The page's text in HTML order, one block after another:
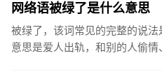
网络语被绿了是什么意思
被绿了，该词常见的完整的说法
意思是爱人出轨，和别的人偷